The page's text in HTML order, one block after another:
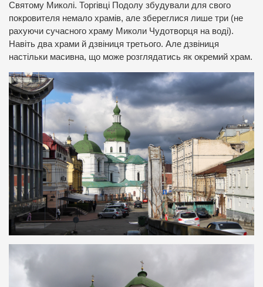
Святому Миколі. Торгівці Подолу збудували для свого
покровителя немало храмів, але збереглися лише три (не
рахуючи сучасного храму Миколи Чудотворця на воді).
Навіть два храми й дзвіниця третього. Але дзвіниця
настільки масивна, що може розглядатись як окремий храм.